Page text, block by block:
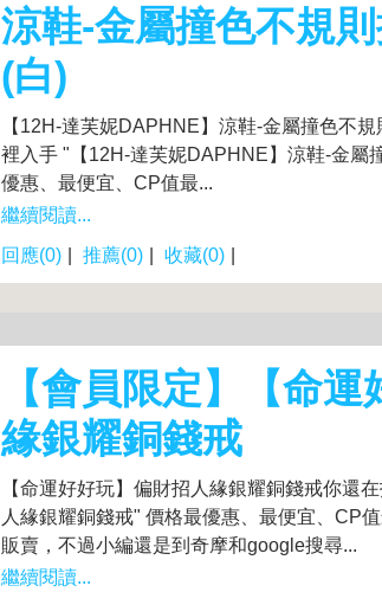
涼鞋-金屬撞色不規
(白)
【12H-達芙妮DAPHNE】涼鞋-金屬撞色不
裡入手 "【12H-達芙妮DAPHNE】涼鞋-金屬
優惠、最便宜、CP值最...
繼續閱讀...
回應(0)
推薦(0) 收藏(0)
【會員限定】【命
緣銀耀銅錢戒
【命運好好玩】偏財招人緣銀耀銅錢戒你還
人緣銀耀銅錢戒" 價格最優惠、最便宜、CP
販賣，不過小編還是到奇摩和google搜尋...
繼續閱讀...